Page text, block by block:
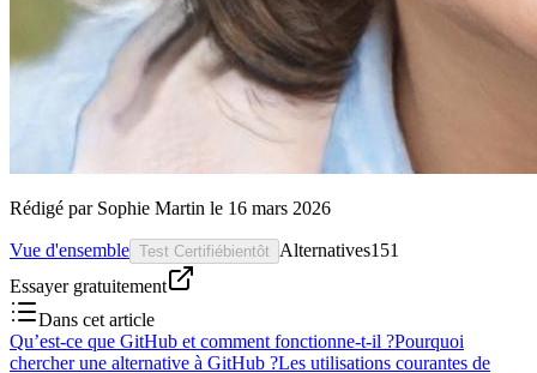
Rédigé par Sophie Martin le 16 mars 2026
Vue d'ensemble Test Certifiébientôt Alternatives151
Essayer gratuitement
Dans cet article
Qu’est-ce que GitHub et comment fonctionne-t-il ?Pourquoi
chercher une alternative à GitHub ?Les utilisations courantes de